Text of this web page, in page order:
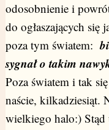
odosobnienie i
do ogłaszających się
poza tym światem:
sygnał o takim
Poza światem i tak
naście, kilkadziesiąt.
wielkiego halo:) Stąd